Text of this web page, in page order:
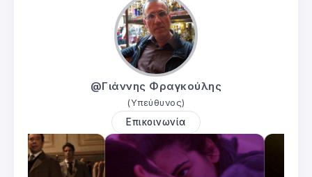
@Γιάννης Φραγκούλης
(Υπεύθυνος)
Επικοινωνία